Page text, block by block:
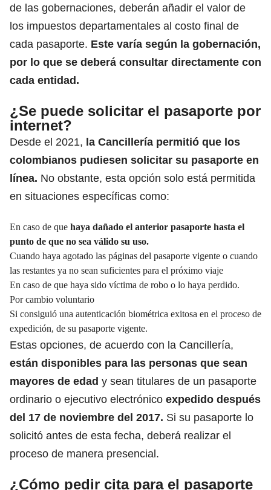
de las gobernaciones, deberán añadir el valor de
los impuestos departamentales al costo final de
cada pasaporte. Este varía según la gobernación,
por lo que se deberá consultar directamente con
cada entidad.
¿Se puede solicitar el pasaporte por
internet?
Desde el 2021, la Cancillería permitió que los
colombianos pudiesen solicitar su pasaporte en
línea. No obstante, esta opción solo está permitida
en situaciones específicas como:
En caso de que haya dañado el anterior pasaporte hasta el
punto de que no sea válido su uso.
Cuando haya agotado las páginas del pasaporte vigente o cuando
las restantes ya no sean suficientes para el próximo viaje
En caso de que haya sido víctima de robo o lo haya perdido.
Por cambio voluntario
Si consiguió una autenticación biométrica exitosa en el proceso de
expedición, de su pasaporte vigente.
Estas opciones, de acuerdo con la Cancillería,
están disponibles para las personas que sean
mayores de edad y sean titulares de un pasaporte
ordinario o ejecutivo electrónico expedido después
del 17 de noviembre del 2017. Si su pasaporte lo
solicitó antes de esta fecha, deberá realizar el
proceso de manera presencial.
¿Cómo pedir cita para el pasaporte